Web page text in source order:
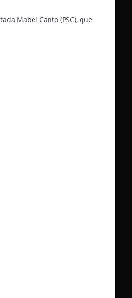
Mabel Canto (PSC), que